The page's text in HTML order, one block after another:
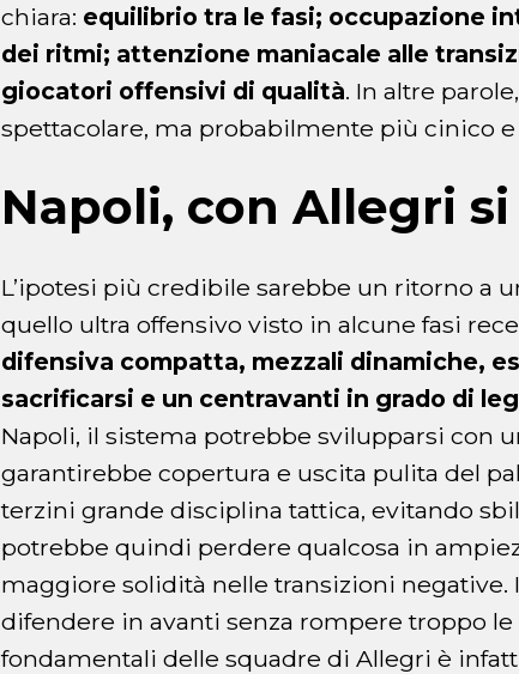
chiara: equilibrio tra le fasi; occupazione
dei ritmi; attenzione maniacale alle
giocatori offensivi di qualità. In altre
spettacolare, ma probabilmente più cinico
Napoli, con Allegri
L’ipotesi più credibile sarebbe un ritorno a
quello ultra offensivo visto in alcune fasi
difensiva compatta, mezzali dinamiche,
sacrificarsi e un centravanti in grado di
Napoli, il sistema potrebbe svilupparsi con
garantirebbe copertura e uscita pulita del
terzini grande disciplina tattica, evitando
potrebbe quindi perdere qualcosa in
maggiore solidità nelle transizioni
difendere in avanti senza rompere troppo
fondamentali delle squadre di Allegri è